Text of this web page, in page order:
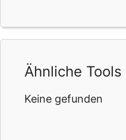
Ähnliche Tools
Keine gefunden